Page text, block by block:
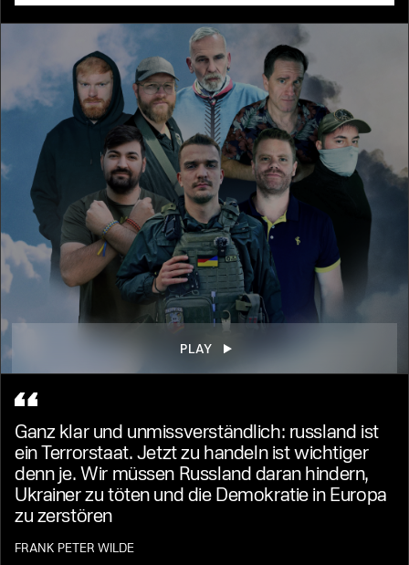
PLAY
Ganz klar und unmissverständlich: russland ist
ein Terrorstaat. Jetzt zu handeln ist wichtiger
denn je. Wir müssen Russland daran hindern,
Ukrainer zu töten und die Demokratie in Europa
zu zerstören
FRANK PETER WILDE